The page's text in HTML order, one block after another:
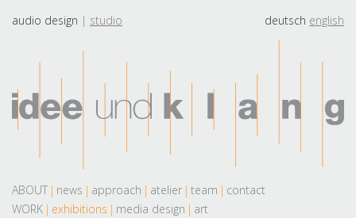
audio design studio deutsch english
ABOUT news approach atelier team
contact
WORK
exhibitions media design
art